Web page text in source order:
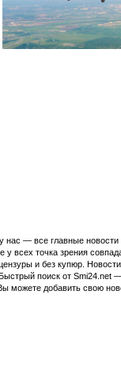
— все главные новости
всех точка зрения
и без купюр.
поиск от Smi24.net
можете добавить свою